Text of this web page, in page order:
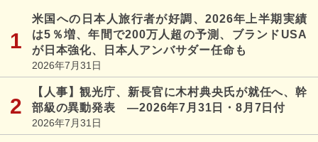
米国への日本人旅行者が好調、2026年上半期実績
は5％増、年間で200万人超の予測、ブランドUSA
が日本強化、日本人アンバサダー任命も
2026年7月31日
【人事】観光庁、新長官に木村典央氏が就任へ、幹
部級の異動発表 ―2026年7月31日・8月7日付
2026年7月31日